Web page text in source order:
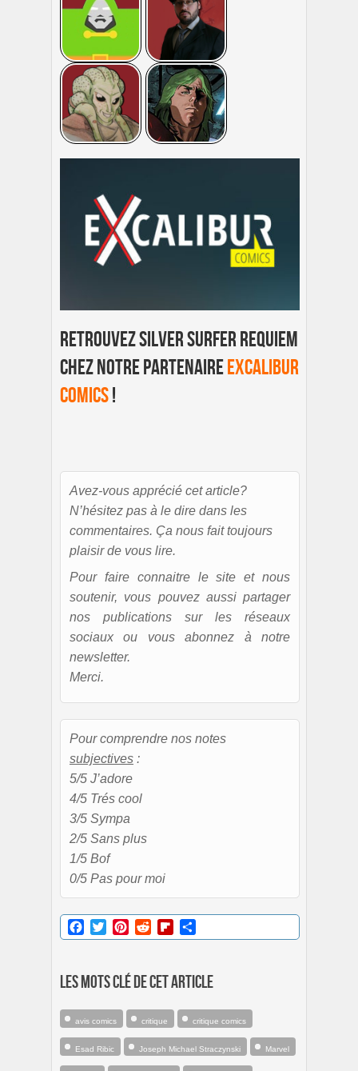
Retrouvez Silver Surfer Requiem
chez notre partenaireExcalibur
Comics!
Avez-vous apprécié cet article?
N’hésitez pas à le dire dans les
commentaires. Ça nous fait toujours
plaisir de vous lire.
Pour faire connaitre le site et nous
soutenir, vous pouvez aussi partager
nos publications sur les réseaux
sociaux ou vous abonnez à notre
newsletter.
Merci.
Pour comprendre nos notes
subjectives :
5/5 J’adore
4/5 Trés cool
3/5 Sympa
2/5 Sans plus
1/5 Bof
0/5 Pas pour moi
Facebook
TwitterPinterestRedditFlipboard
Les mots clé de cet article
avis comics critique critique comics
Esad Ribic Joseph Michael Straczynski Marvel